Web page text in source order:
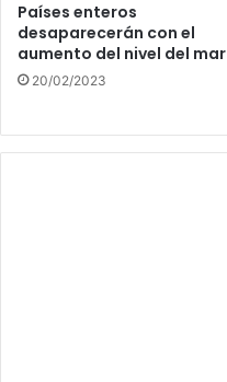
Países enteros
desaparecerán con el
aumento del nivel del mar
20/02/2023